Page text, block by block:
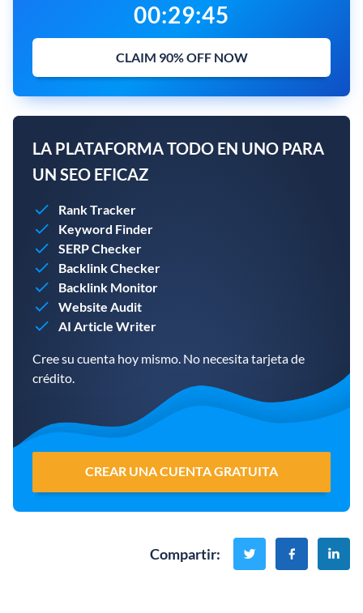
00:29:43
CLAIM 90% OFF NOW
LA PLATAFORMA TODO EN UNO PARA
UN SEO EFICAZ
Rank Tracker
Keyword Finder
SERP Checker
Backlink Checker
Backlink Monitor
Website Audit
AI Article Writer
Cree su cuenta hoy mismo. No necesita tarjeta de
crédito.
CREAR UNA CUENTA GRATUITA
Compartir: